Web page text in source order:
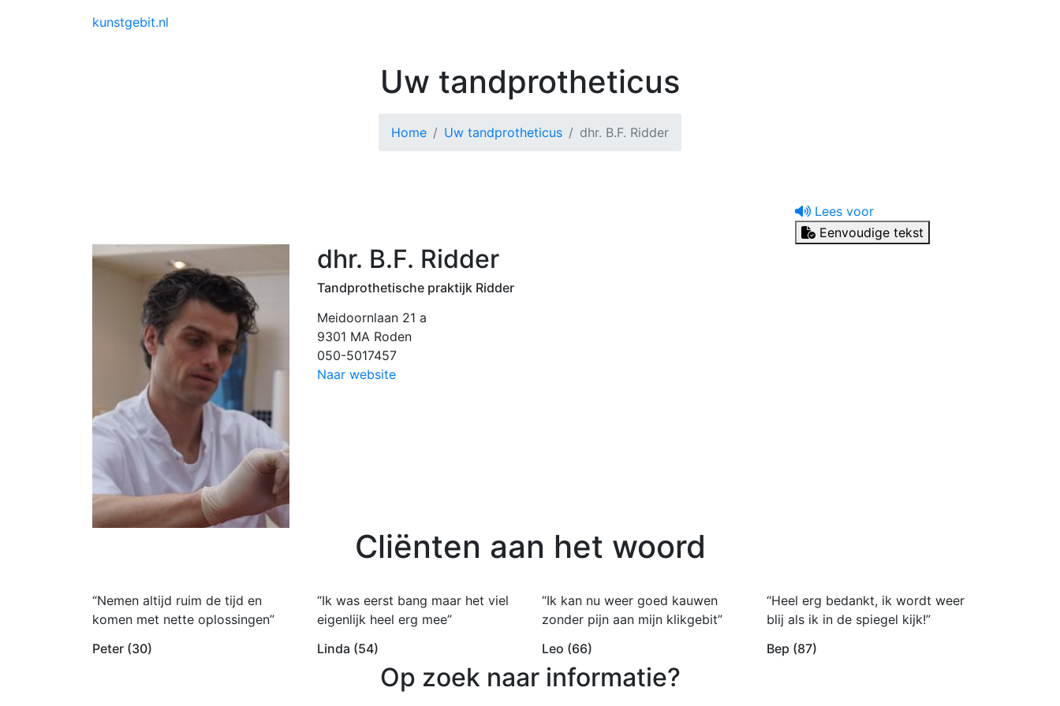
kunstgebit.nl
Uw tandprotheticus
Home Uw tandprotheticus dhr. B.F. Ridder
Lees voor
Eenvoudige tekst
dhr. B.F. Ridder
Tandprothetische praktijk Ridder
Meidoornlaan 21 a
9301 MA Roden
050-5017457
Naar website
Cliënten aan het woord
“Nemen altijd ruim de tijd en
komen met nette oplossingen”
Peter (30)
“Ik was eerst bang maar het viel
eigenlijk heel erg mee”
Linda (54)
“Ik kan nu weer goed kauwen
zonder pijn aan mijn klikgebit”
Leo (66)
“Heel erg bedankt, ik wordt weer
blij als ik in de spiegel kijk!”
Bep (87)
Op zoek naar informatie?